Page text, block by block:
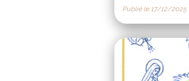
Publié le 17/12/2025